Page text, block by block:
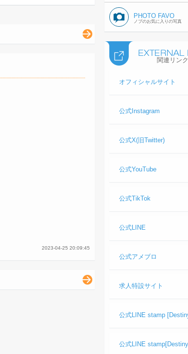
2023-04-25 20:09:45
PHOTO FAVO
ノブのお気に入りの写真
関連リンク
オフィシャルサイト
公式Instagram
公式X(旧Twitter)
公式YouTube
公式TikTok
公式LINE
公式アメブロ
求人特設サイト